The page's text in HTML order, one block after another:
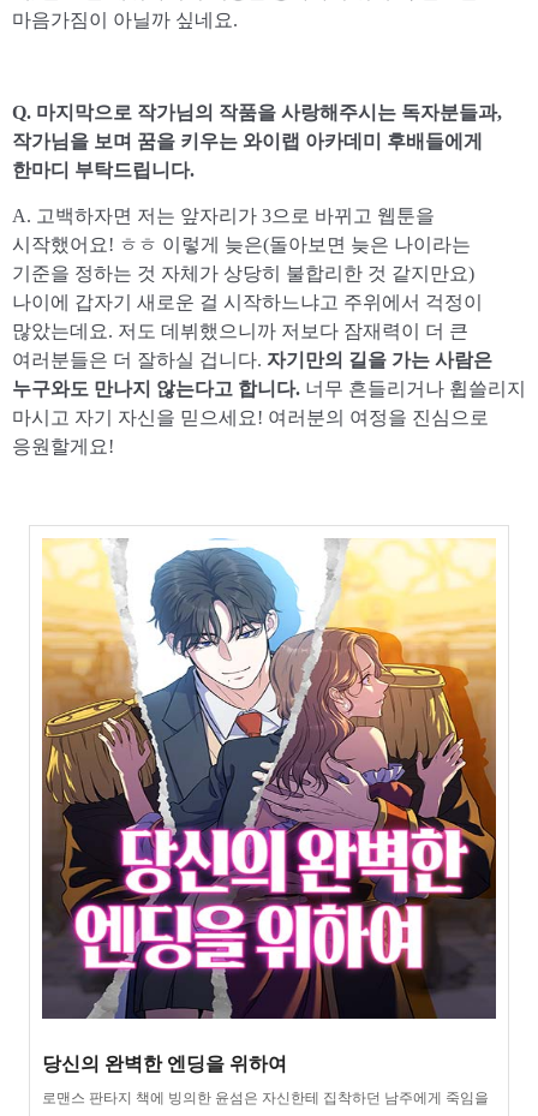
마음가짐이 아닐까 싶네요.
Q. 마지막으로 작가님의 작품을 사랑해주시는 독자분들과,
작가님을 보며 꿈을 키우는 와이랩 아카데미 후배들에게
한마디 부탁드립니다.
A. 고백하자면 저는 앞자리가 3으로 바뀌고 웹툰을
시작했어요! ㅎㅎ 이렇게 늦은(돌아보면 늦은 나이라는
기준을 정하는 것 자체가 상당히 불합리한 것 같지만요)
나이에 갑자기 새로운 걸 시작하느냐고 주위에서 걱정이
많았는데요. 저도 데뷔했으니까 저보다 잠재력이 더 큰
여러분들은 더 잘하실 겁니다. 자기만의 길을 가는 사람은
누구와도 만나지 않는다고 합니다. 너무 흔들리거나 휩쓸리지
마시고 자기 자신을 믿으세요! 여러분의 여정을 진심으로
응원할게요!
당신의 완벽한 엔딩을 위하여
로맨스 판타지 책에 빙의한 윤섬은 자신한테 집착하던 남주에게 죽임을